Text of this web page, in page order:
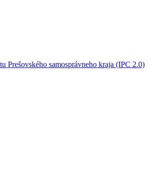
Prešovského samosprávneho kraja (IPC 2.0)